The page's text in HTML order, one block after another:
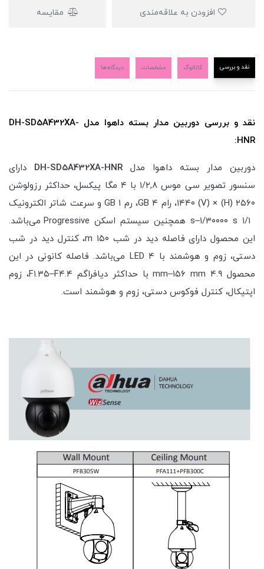
مقایسه
نقد و بررسی کاتالوگ مشخصات دیدگاه‌ها
نقد و بررسی دوربین مدار بسته داهوا مدل DH-SD5A432XA-
HNR:
دوربین مدار بسته داهوا مدل DH-SD5A432XA-HNR دارای
سنسور تصویر سی موس ۱/۲,۸ با ۴ مگا پیکسل، حداکثر رزولوشن
۲۵۶۰ (H) × ۱۴۴۰ (V)، رام ۴ GB، رم ۱ GB و سرعت شاتر الکترونیک
۱/۱ s–۱/۳۰۰۰۰ s همچنین سیستم اسکن Progressive می‌باشد.
این محصول دارای فاصله دید در شب ۱۵۰ m، کنترل دید در شب
دستی، زوم و هوشمند با ۴ LED می‌باشد. فاصله کانونی در این
محصول ۴.۹ mm–۱۵۶ mm با حداکثر دیافراگم F۱.۳۵–F۴.۴، زوم
اپتیکال، کنترل فوکوس دستی، زوم و هوشمند است.